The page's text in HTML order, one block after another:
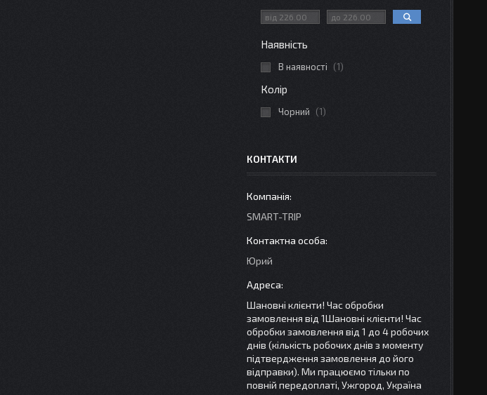
Наявність
В наявності 1
Колір
Чорний 1
КОНТАКТИ
SMART-TRIP
Юрий
Шановні клієнти! Час обробки
замовлення від 1Шановні клієнти! Час
обробки замовлення від 1 до 4 робочих
днів (кількість робочих днів з моменту
підтвердження замовлення до його
відправки). Ми працюємо тільки по
повній передоплаті, Ужгород, Україна